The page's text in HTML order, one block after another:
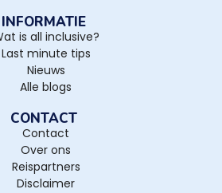
INFORMATIE
is all inclusive?
Last minute tips
Nieuws
Alle blogs
CONTACT
Contact
Over ons
Reispartners
Disclaimer